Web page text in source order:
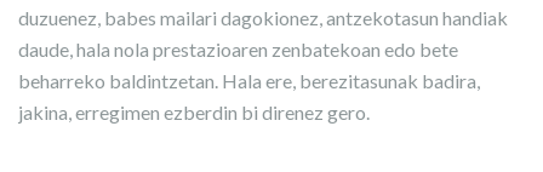
duzuenez, babes mailari dagokionez, antzekotasun handiak
daude, hala nola prestazioaren zenbatekoan edo bete
beharreko baldintzetan. Hala ere, berezitasunak badira,
jakina, erregimen ezberdin bi direnez gero.